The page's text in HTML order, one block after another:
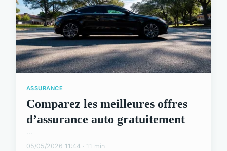
ASSURANCE
Comparez les meilleures offres
d’assurance auto gratuitement
...
05/05/2026 11:44 · 11 min